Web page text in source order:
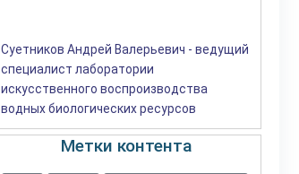
Суетников Андрей Валерьевич - ведущий
специалист лаборатории
искусственного воспроизводства
водных биологических ресурсов
Метки контента